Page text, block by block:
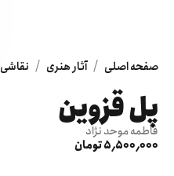
صفحه اصلی / آثار هنری / نقاشی
پل قزوین
فاطمه موحد نژاد
5٬500٬000 تومان